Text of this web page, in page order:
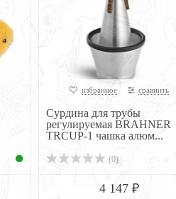
избранное сравнить
Сурдина для трубы
регулируемая BRAHNER
TRCUP-1 чашка алюм...
(0)
4 147 ₽